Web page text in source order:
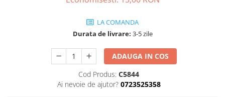
Echere si compasuri
Masini de slefuit si rindeluit
Polizoare unghiulare
Scule electrice de banc
Suflante aer cald si aspiratoare
îmbrăcăminte unică folosinţă
Industria Alimentară
Accesorii industria alimentară
LA COMANDA
Durata de livrare: 3-5 zile
ADAUGA IN COS
Cod Produs: C5844
Ai nevoie de ajutor? 0723525358